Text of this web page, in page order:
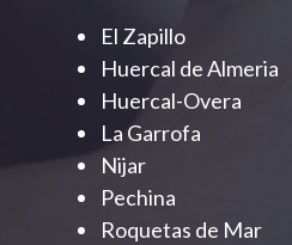
El Zapillo
Huercal de Almeria
Huercal-Overa
La Garrofa
Nijar
Pechina
Roquetas de Mar